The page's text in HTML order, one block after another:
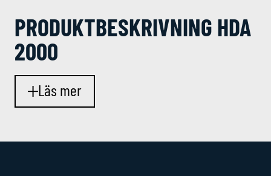
PRODUKT­BESKRIVNING HDA
2000
Läs mer